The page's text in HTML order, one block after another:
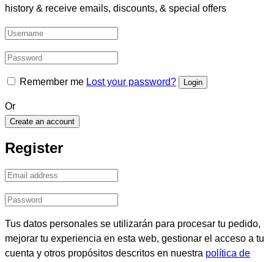
history & receive emails, discounts, & special offers
Remember me Lost your password?
Or
Create an account
Register
Tus datos personales se utilizarán para procesar tu pedido,
mejorar tu experiencia en esta web, gestionar el acceso a tu
cuenta y otros propósitos descritos en nuestra política de